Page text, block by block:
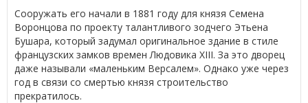
Сооружать его начали в 1881 году для князя Семена
Воронцова по проекту талантливого зодчего Этьена
Бушара, который задумал оригинальное здание в стиле
французских замков времен Людовика XIII. За это дворец
даже называли «маленьким Версалем». Однако уже через
год в связи со смертью князя строительство
прекратилось.